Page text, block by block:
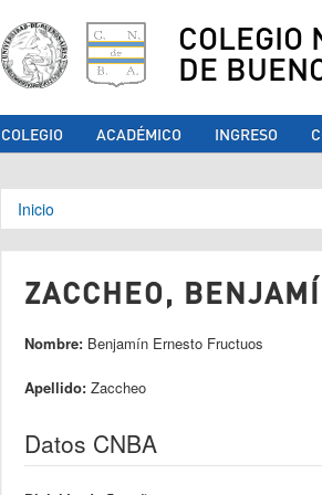
COLEGIO
DE
COLEGIO ACADÉMICO INGRESO
Se encuentra usted
Inicio
ZACCHEO,
Nombre: Benjamín Ernesto Fructuos
Apellido: Zaccheo
Datos CNBA